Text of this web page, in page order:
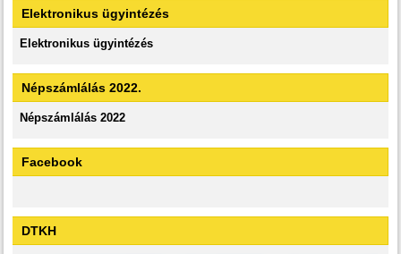
Elektronikus ügyintézés
Elektronikus ügyintézés
Népszámlálás 2022.
Népszámlálás 2022
Facebook
DTKH